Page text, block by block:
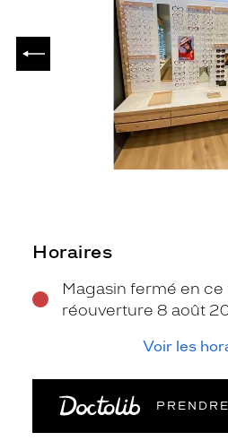
PRÉCÉDENT
Horaires
Magasin fermé en ce
réouverture 8 août
Voir les